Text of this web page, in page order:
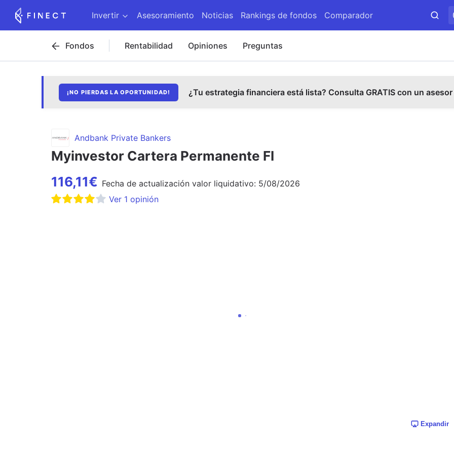
Invertir Asesoramiento Noticias Rankings de fondos Comparador
Fondos Rentabilidad Opiniones Preguntas
¡NO PIERDAS LA OPORTUNIDAD! ¿Tu estrategia financiera está lista? Consulta GRATIS con un
Andbank Private Bankers
Myinvestor Cartera Permanente FI
116,11€ Fecha de actualización valor liquidativo: 5/08/2026
Ver 1 opinión
Expandir